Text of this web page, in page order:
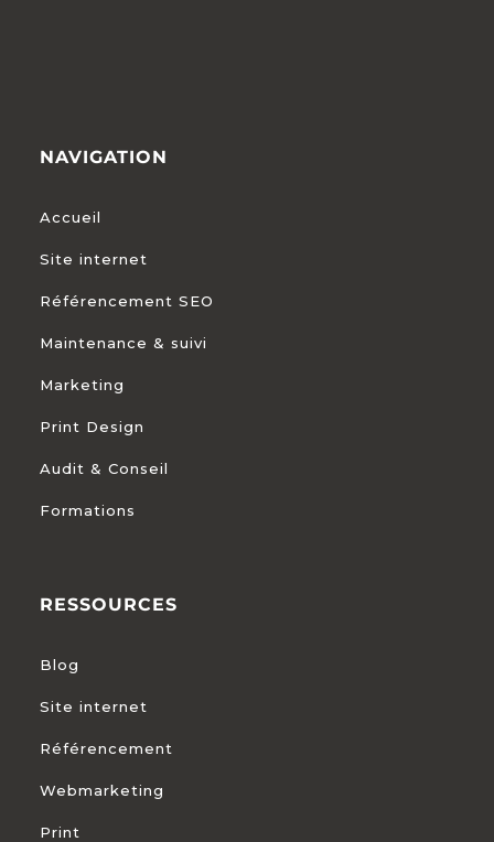
NAVIGATION
Accueil
Site internet
Référencement SEO
Maintenance & suivi
Marketing
Print Design
Audit & Conseil
Formations
RESSOURCES
Blog
Site internet
Référencement
Webmarketing
Print